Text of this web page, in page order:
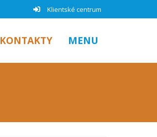
Klientské centrum
KONTAKTY MENU